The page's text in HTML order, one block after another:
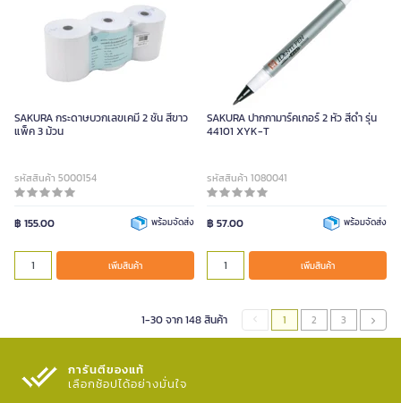
SAKURA กระดาษบวกเลขเคมี 2 ชั้น สีขาว
แพ็ค 3 ม้วน
รหัสสินค้า 5000154
฿ 155.00 พร้อมจัดส่ง
เพิ่มสินค้า
SAKURA ปากกามาร์คเกอร์ 2 หัว สีดำ รุ่น
44101 XYK-T
รหัสสินค้า 1080041
฿ 57.00 พร้อมจัดส่ง
เพิ่มสินค้า
1-30 จาก 148 สินค้า 1 2 3
การันตีของแท้
เลือกช้อปได้อย่างมั่นใจ​